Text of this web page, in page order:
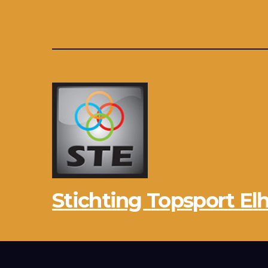
Stichting Topsport